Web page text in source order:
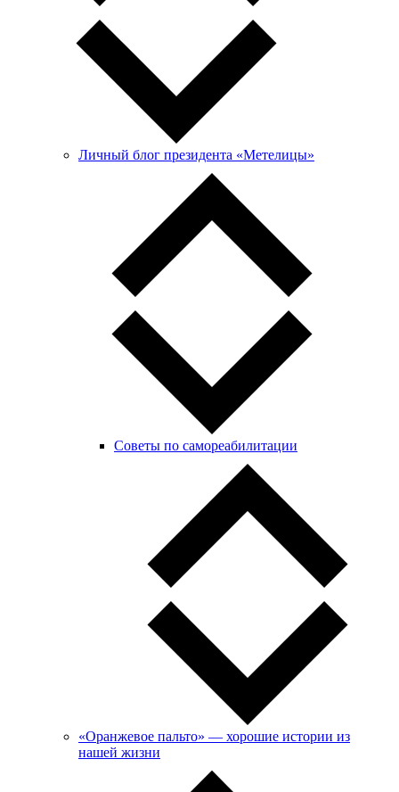
Личный блог президента «Метелицы»
Советы по самореабилитации
«Оранжевое пальто» — хорошие истории из
нашей жизни